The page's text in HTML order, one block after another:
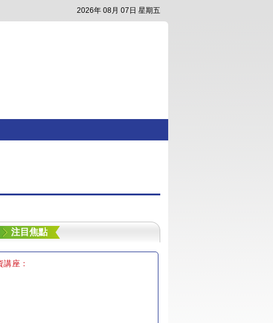
2026年 08月 07日 星期五
注目焦點
講座：